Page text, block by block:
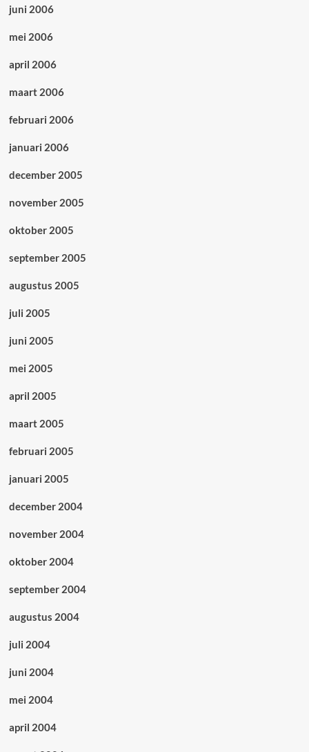
juni 2006
mei 2006
april 2006
maart 2006
februari 2006
januari 2006
december 2005
november 2005
oktober 2005
september 2005
augustus 2005
juli 2005
juni 2005
mei 2005
april 2005
maart 2005
februari 2005
januari 2005
december 2004
november 2004
oktober 2004
september 2004
augustus 2004
juli 2004
juni 2004
mei 2004
april 2004